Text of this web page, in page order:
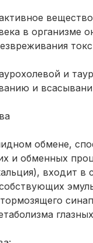
в организме
и
и
обмене,
и обменных
входит